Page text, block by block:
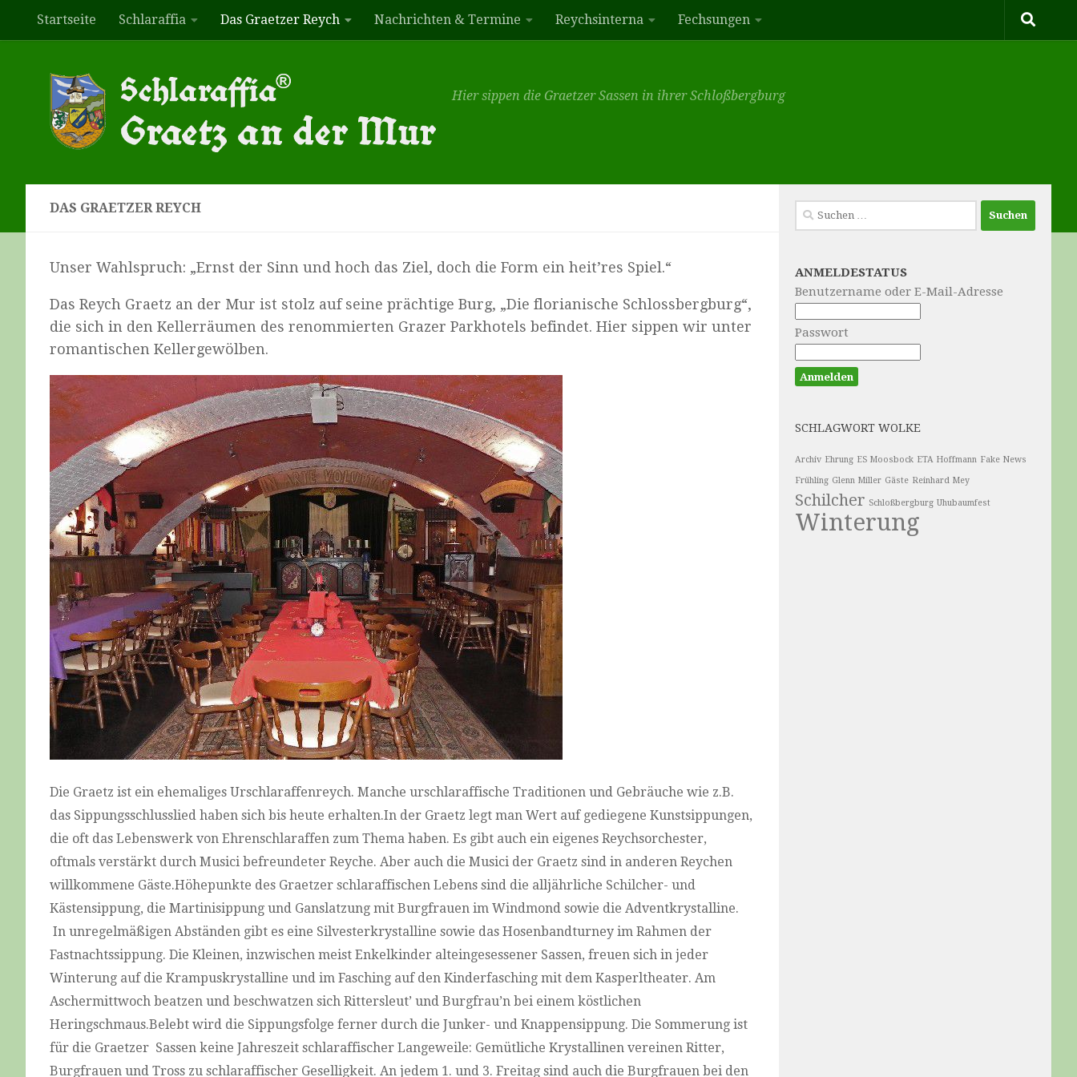
Zum Inhalt springen
Startseite Schlaraffia Das Graetzer Reych Nachrichten & Termine Reychsinterna Fechsungen
Hier sippen die Graetzer Sassen in ihrer Schloßbergburg
DAS GRAETZER REYCH
Unser Wahlspruch: „Ernst der Sinn und hoch das Ziel, doch die Form ein heit’res Spiel.“
Das Reych Graetz an der Mur ist stolz auf seine prächtige Burg, „Die florianische Schlossbergburg“,
die sich in den Kellerräumen des renommierten Grazer Parkhotels befindet. Hier sippen wir unter
romantischen Kellergewölben.
Die Graetz ist ein ehemaliges Urschlaraffenreych. Manche urschlaraffische Traditionen und Gebräuche wie z.B.
das Sippungsschlusslied haben sich bis heute erhalten.In der Graetz legt man Wert auf gediegene Kunstsippungen,
die oft das Lebenswerk von Ehrenschlaraffen zum Thema haben. Es gibt auch ein eigenes Reychsorchester,
oftmals verstärkt durch Musici befreundeter Reyche. Aber auch die Musici der Graetz sind in anderen Reychen
willkommene Gäste.Höhepunkte des Graetzer schlaraffischen Lebens sind die alljährliche Schilcher- und
Kästensippung, die Martinisippung und Ganslatzung mit Burgfrauen im Windmond sowie die Adventkrystalline.
In unregelmäßigen Abständen gibt es eine Silvesterkrystalline sowie das Hosenbandturney im Rahmen der
Fastnachtssippung. Die Kleinen, inzwischen meist Enkelkinder alteingesessener Sassen, freuen sich in jeder
Winterung auf die Krampuskrystalline und im Fasching auf den Kinderfasching mit dem Kasperltheater. Am
Aschermittwoch beatzen und beschwatzen sich Rittersleut’ und Burgfrau’n bei einem köstlichen
Heringschmaus.Belebt wird die Sippungsfolge ferner durch die Junker- und Knappensippung. Die Sommerung ist
für die Graetzer Sassen keine Jahreszeit schlaraffischer Langeweile: Gemütliche Krystallinen vereinen Ritter,
Burgfrauen und Tross zu schlaraffischer Geselligkeit. An jedem 1. und 3. Freitag sind auch die Burgfrauen bei den
Suchen
nach:
ANMELDESTATUS
Benutzername oder E-Mail-Adresse
Passwort
SCHLAGWORT WOLKE
Archiv Ehrung ES Moosbock ETA Hoffmann Fake News
Frühling Glenn Miller Gäste Reinhard Mey
Schilcher Schloßbergburg Uhubaumfest
Winterung